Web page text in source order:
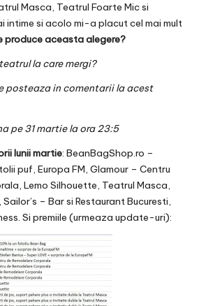
Masca, Teatrul Foarte Mic si
intime si acolo mi-a placut cel mai mult
produce aceasta alegere?
la care mergi?
posteaza in comentarii la acest
pe 31 martie la ora 23:5
luniimartie: BeanBagShop.ro –
puf, Europa FM, Glamour – Centru
, Lemo Silhouette, Teatrul Masca,
, Sailor’s – Bar si Restaurant Bucuresti,
. Si premiile (urmeaza update-uri):